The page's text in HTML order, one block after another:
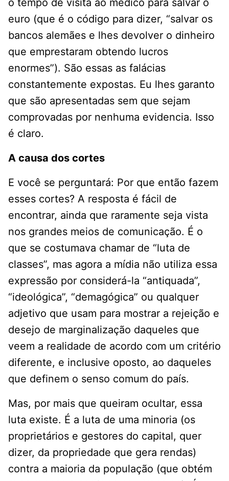
o tempo de visita ao médico para salvar o
euro (que é o código para dizer, “salvar os
bancos alemães e lhes devolver o dinheiro
que emprestaram obtendo lucros
enormes”). São essas as falácias
constantemente expostas. Eu lhes garanto
que são apresentadas sem que sejam
comprovadas por nenhuma evidencia. Isso
é claro.
A causa dos cortes
E você se perguntará: Por que então fazem
esses cortes? A resposta é fácil de
encontrar, ainda que raramente seja vista
nos grandes meios de comunicação. É o
que se costumava chamar de “luta de
classes”, mas agora a mídia não utiliza essa
expressão por considerá-la “antiquada”,
“ideológica”, “demagógica” ou qualquer
adjetivo que usam para mostrar a rejeição e
desejo de marginalização daqueles que
veem a realidade de acordo com um critério
diferente, e inclusive oposto, ao daqueles
que definem o senso comum do país.
Mas, por mais que queiram ocultar, essa
luta existe. É a luta de uma minoria (os
proprietários e gestores do capital, quer
dizer, da propriedade que gera rendas)
contra a maioria da população (que obtém